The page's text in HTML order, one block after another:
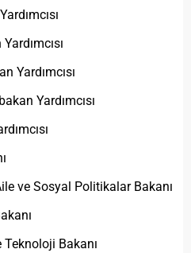
Yardımcısı
Yardımcısı
ve Sosyal Politikalar Bakanı
Bakanı